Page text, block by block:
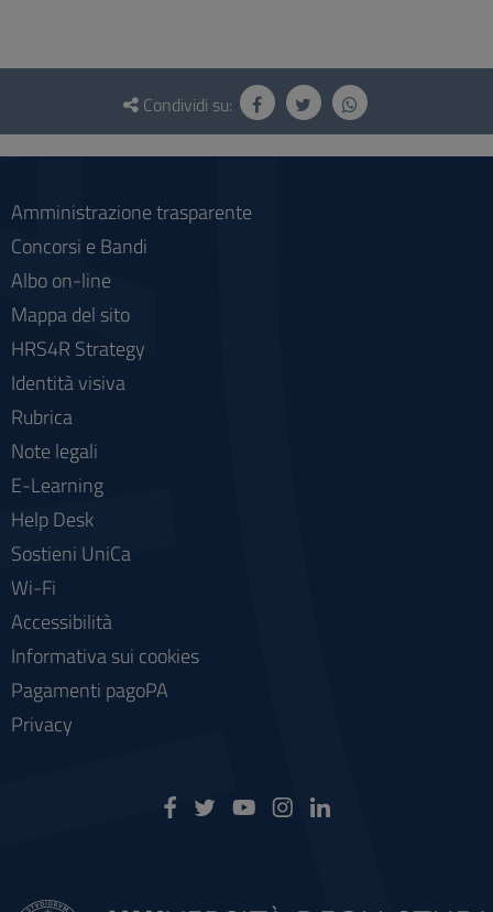
Questionario
social
Condividi su:
Amministrazione trasparente
Concorsi e Bandi
Albo on-line
Mappa del sito
HRS4R Strategy
Identità visiva
Rubrica
Note legali
E-Learning
Help Desk
Sostieni UniCa
Wi-Fi
Accessibilità
Informativa sui cookies
Pagamenti pagoPA
Privacy